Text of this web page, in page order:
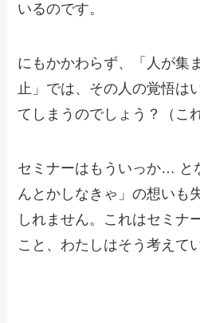
いるのです。
にもかかわらず、「人が集
止」では、その人の覚悟は
てしまうのでしょう？（こ
セミナーはもういっか… と
んとかしなきゃ」の想いも
しれません。これはセミナ
こと、わたしはそう考えて